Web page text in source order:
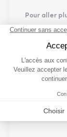
Pour aller
Dispositif
industriel :
Dispositif
soutenir